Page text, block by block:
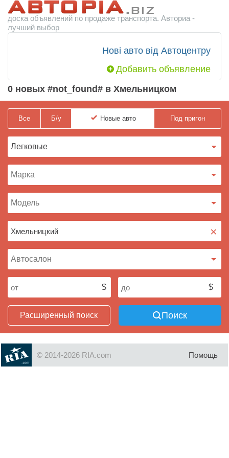
доска объявлений по продаже транспорта. Авториа -
лучший выбор
Нові авто від Автоцентру
Добавить объявление
0 новых #not_found# в Хмельницком
Все Б/у Новые авто Под пригон
×
Расширенный поиск Поиск
© 2014-2026 RIA.com Помощь